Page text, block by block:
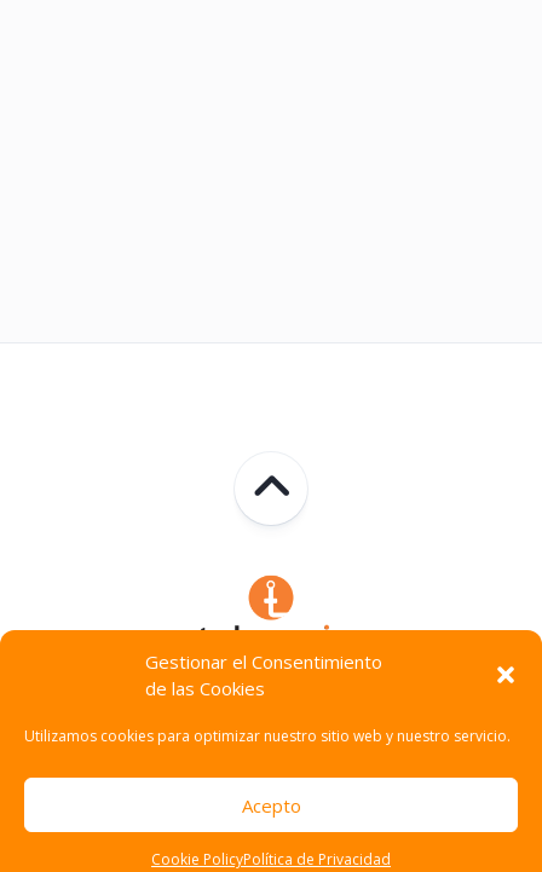
Gestionar el Consentimiento
de las Cookies
Utilizamos cookies para optimizar nuestro sitio web y nuestro servicio.
Acepto
Cookie PolicyPolítica de Privacidad
Technocracia © 2026. Todos Los Derechos Reservados.